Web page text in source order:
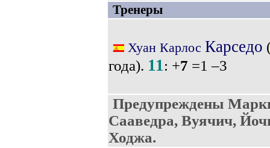
Тренеры
Хуан Карлос Карседо
года). 11: +7 =1 –3
Предупреждены
Сааведра, Вуячич,
Ходжа.